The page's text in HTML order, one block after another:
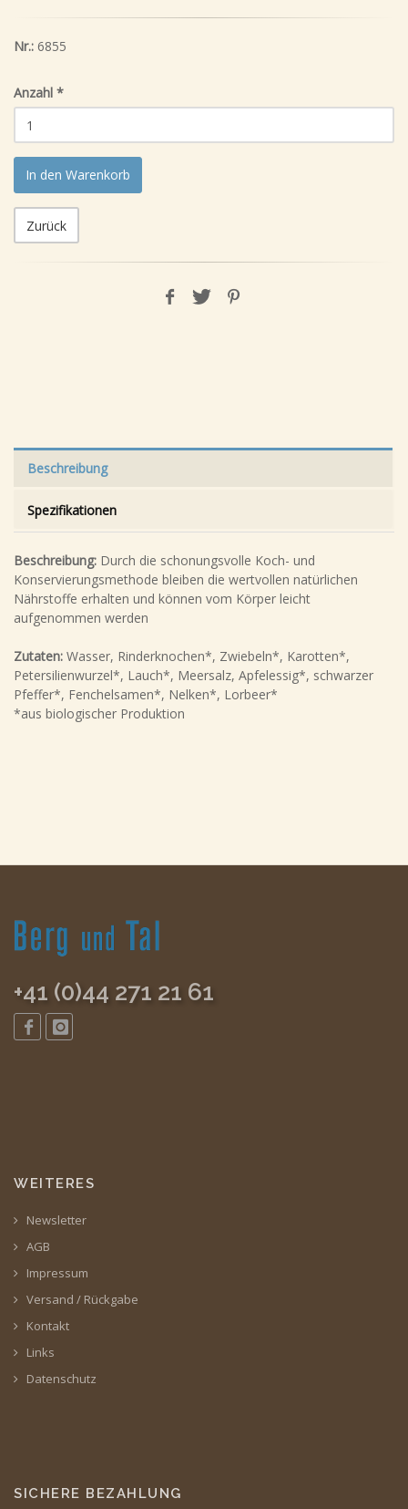
Nr.: 6855
Anzahl *
In den Warenkorb
Zurück
Beschreibung
Spezifikationen
Beschreibung: Durch die schonungsvolle Koch- und
Konservierungsmethode bleiben die wertvollen natürlichen
Nährstoffe erhalten und können vom Körper leicht
aufgenommen werden
Zutaten: Wasser, Rinderknochen*, Zwiebeln*, Karotten*,
Petersilienwurzel*, Lauch*, Meersalz, Apfelessig*, schwarzer
Pfeffer*, Fenchelsamen*, Nelken*, Lorbeer*
*aus biologischer Produktion
+41 (0)44 271 21 61
WEITERES
Newsletter
AGB
Impressum
Versand / Rückgabe
Kontakt
Links
Datenschutz
SICHERE BEZAHLUNG